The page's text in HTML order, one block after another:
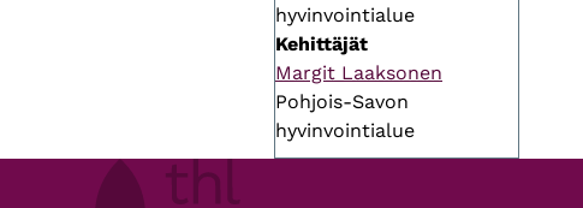
hyvinvointialue
Kehittäjät
Margit Laaksonen
Pohjois-Savon
hyvinvointialue